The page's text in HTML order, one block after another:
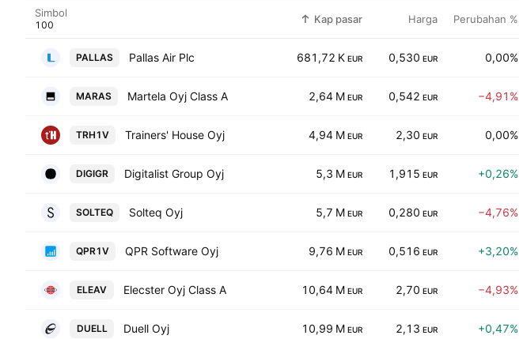
Simbol Kap pasar Harga Perubahan %
PALLAS Pallas Air Plc 681,72 K EUR 0,530 EUR 0,00%
MARAS Martela Oyj Class A 2,64 M EUR 0,542 EUR −4,91%
TRH1V Trainers' House Oyj 4,94 M EUR 2,30 EUR 0,00%
DIGIGR Digitalist Group Oyj 5,3 M EUR 1,915 EUR +0,26%
SOLTEQ Solteq Oyj 5,7 M EUR 0,280 EUR −4,76%
QPR1V QPR Software Oyj 9,76 M EUR 0,516 EUR +3,20%
ELEAV Elecster Oyj Class A 10,64 M EUR 2,70 EUR −4,93%
DUELL Duell Oyj 10,99 M EUR 2,13 EUR +0,47%